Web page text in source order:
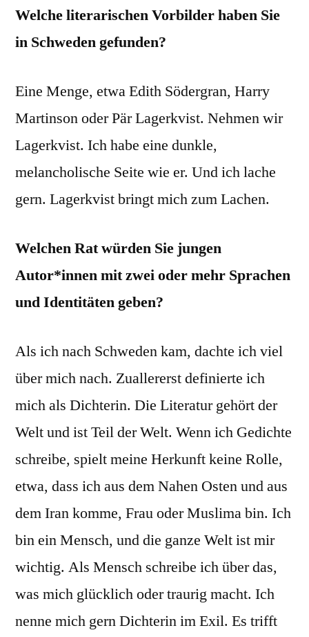
Welche literarischen Vorbilder haben Sie
in Schweden gefunden?
Eine Menge, etwa Edith Södergran, Harry
Martinson oder Pär Lagerkvist. Nehmen wir
Lagerkvist. Ich habe eine dunkle,
melancholische Seite wie er. Und ich lache
gern. Lagerkvist bringt mich zum Lachen.
Welchen Rat würden Sie jungen
Autor*innen mit zwei oder mehr Sprachen
und Identitäten geben?
Als ich nach Schweden kam, dachte ich viel
über mich nach. Zuallererst definierte ich
mich als Dichterin. Die Literatur gehört der
Welt und ist Teil der Welt. Wenn ich Gedichte
schreibe, spielt meine Herkunft keine Rolle,
etwa, dass ich aus dem Nahen Osten und aus
dem Iran komme, Frau oder Muslima bin. Ich
bin ein Mensch, und die ganze Welt ist mir
wichtig. Als Mensch schreibe ich über das,
was mich glücklich oder traurig macht. Ich
nenne mich gern Dichterin im Exil. Es trifft